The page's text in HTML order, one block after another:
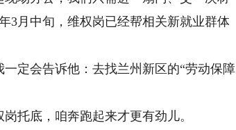
3月中旬，维权岗已经帮相关新就业群体
定会告诉他：去找兰州新区的“劳动保障
底，咱奔跑起来才更有劲儿。